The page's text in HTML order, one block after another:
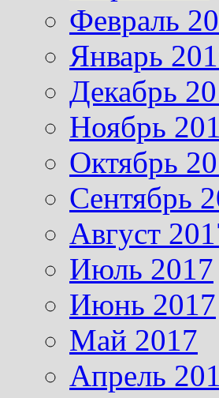
Февраль
Январь
Декабрь
Ноябрь
Октябрь
Сентябрь
Август
Июль 2017
Июнь 2017
Май 2017
Апрель